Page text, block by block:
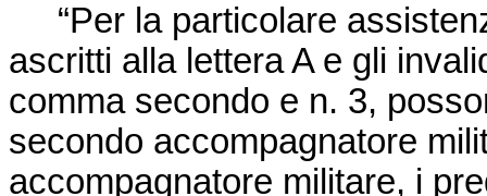
“Per la particolare
ascritti alla lettera A e gli
comma secondo e n. 3,
secondo accompagnatore
accompagnatore militare, i